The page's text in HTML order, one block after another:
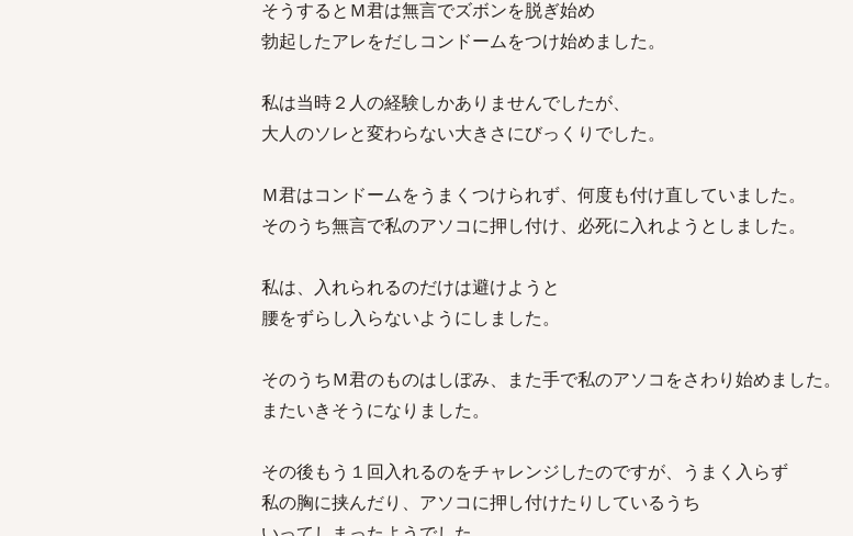
そうするとＭ君は無言でズボンを脱ぎ始め
勃起したアレをだしコンドームをつけ始めました。
私は当時２人の経験しかありませんでしたが、
大人のソレと変わらない大きさにびっくりでした。
Ｍ君はコンドームをうまくつけられず、何度も付け直していました。
そのうち無言で私のアソコに押し付け、必死に入れようとしました。
私は、入れられるのだけは避けようと
腰をずらし入らないようにしました。
そのうちＭ君のものはしぼみ、また手で私のアソコをさわり始めました。
またいきそうになりました。
その後もう１回入れるのをチャレンジしたのですが、うまく入らず
私の胸に挟んだり、アソコに押し付けたりしているうち